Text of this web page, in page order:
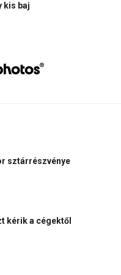
kis baj
sztárrészvénye
kérik a cégektől